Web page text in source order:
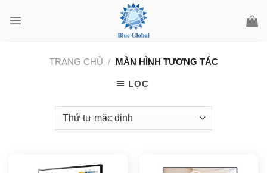
đến
TRANG CHỦ / MÀN HÌNH TƯƠNG TÁC
LỌC